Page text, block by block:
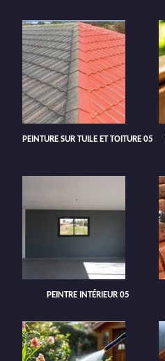
PEINTURE SUR TUILE ET TOITURE 05
PEINTRE INTÉRIEUR 05